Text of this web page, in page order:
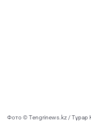
Фото © Tengrinews.kz / Тұрар